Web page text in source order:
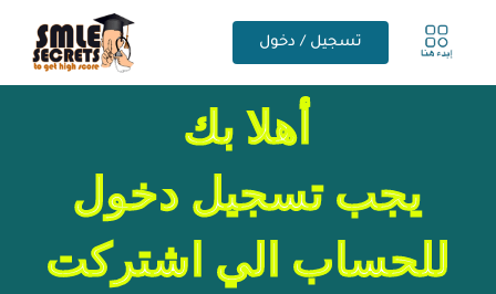
تسجيل / دخول
أهلا بك
يجب تسجيل دخول
للحساب الي اشتركت